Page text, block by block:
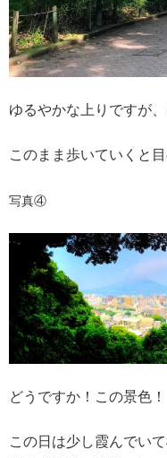
ゆるやかな上りですが
このまま歩いていくと
写真④
どうですか！この景色！
この日は少し霞んでい